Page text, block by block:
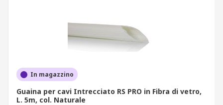
In magazzino
Guaina per cavi Intrecciato RS PRO in Fibra di vetro,
L. 5m, col. Naturale